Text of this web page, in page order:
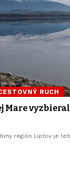
RUCH
Mare
región Liptov je